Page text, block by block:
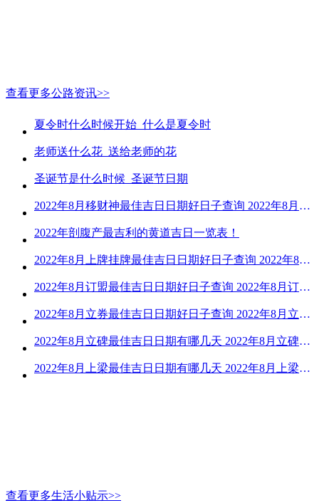
查看更多公路资讯>>
夏令时什么时候开始_什么是夏令时
老师送什么花_送给老师的花
圣诞节是什么时候_圣诞节日期
2022年8月移财神最佳吉日日期好日子查询 2022年8月移财神吉日一览
2022年剖腹产最吉利的黄道吉日一览表！
2022年8月上牌挂牌最佳吉日日期好日子查询 2022年8月上牌吉日精选
2022年8月订盟最佳吉日日期好日子查询 2022年8月订盟黄道吉日一览
2022年8月立券最佳吉日日期好日子查询 2022年8月立券的黄道吉日一览
2022年8月立碑最佳吉日日期有哪几天 2022年8月立碑吉日查询
2022年8月上梁最佳吉日日期有哪几天 2022年8月上梁的黄道吉日
查看更多生活小贴示>>